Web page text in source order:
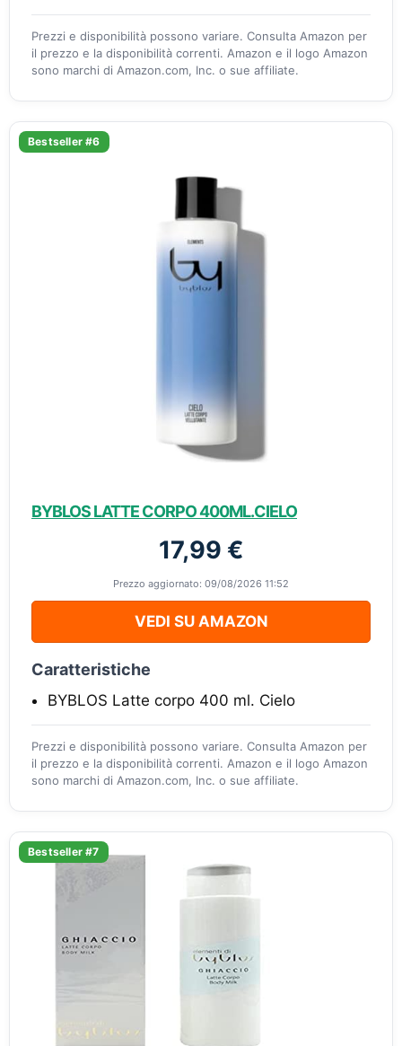
Prezzi e disponibilità possono variare. Consulta Amazon per
il prezzo e la disponibilità correnti. Amazon e il logo Amazon
sono marchi di Amazon.com, Inc. o sue affiliate.
Bestseller #6
BYBLOS LATTE CORPO 400ML.CIELO
17,99 €
Prezzo aggiornato: 09/08/2026 11:52
VEDI SU AMAZON
Caratteristiche
BYBLOS Latte corpo 400 ml. Cielo
Prezzi e disponibilità possono variare. Consulta Amazon per
il prezzo e la disponibilità correnti. Amazon e il logo Amazon
sono marchi di Amazon.com, Inc. o sue affiliate.
Bestseller #7